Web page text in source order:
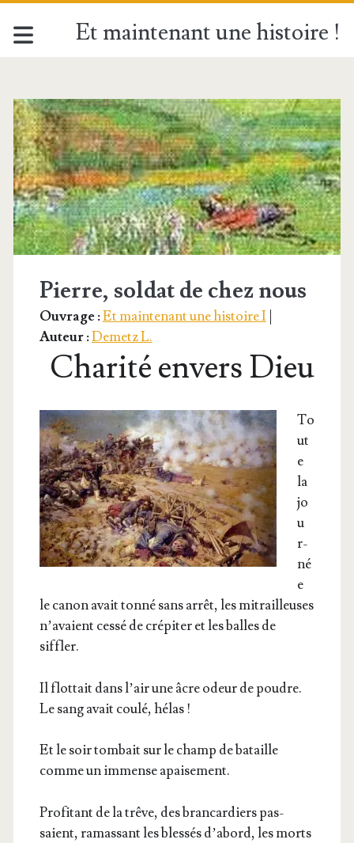
Et maintenant une histoire !
Étiquette :
<span>Paysan</
Pierre, soldat de chez nous
Ouvrage :Et maintenant une histoire I
Auteur :Demetz L.
Charité envers Dieu
To
ut
e
la
jo
u
r­
né
e
le canon avait ton­né sans arrêt, les mitrailleuses
n’avaient ces­sé de cré­pi­ter et les balles de
siffler.
Il flot­tait dans l’air une âcre odeur de poudre.
Le sang avait cou­lé, hélas !
Et le soir tom­bait sur le champ de bataille
comme un immense apaisement.
Pro­fi­tant de la trêve, des bran­car­diers pas­
saient, ramas­sant les bles­sés d’abord, les morts